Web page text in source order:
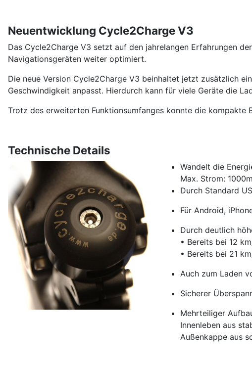
Neuentwicklung Cycle2Charge V3
Das Cycle2Charge V3 setzt auf den jahrelangen Erfahrungen
Navigationsgeräten weiter optimiert.
Die neue Version Cycle2Charge V3 beinhaltet jetzt zusätzlich
Geschwindigkeit anpasst. Hierdurch kann für viele Geräte die
Trotz des erweiterten Funktionsumfanges konnte die kompakte
Technische Details
Wandelt die
Max. Strom:
Durch Standard
Für Android,
Durch deutlich
• Bereits bei 12
• Bereits bei 21
Auch zum Laden
Sicherer
Mehrteiliger
Innenleben aus
Außenkappe aus